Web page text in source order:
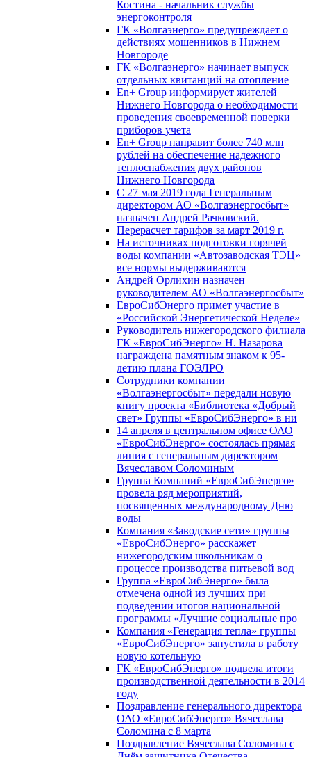
Костина - начальник службы
энергоконтроля
ГК «Волгаэнерго» предупреждает о
действиях мошенников в Нижнем
Новгороде
ГК «Волгаэнерго» начинает выпуск
отдельных квитанций на отопление
En+ Group информирует жителей
Нижнего Новгорода о необходимости
проведения своевременной поверки
приборов учета
En+ Group направит более 740 млн
рублей на обеспечение надежного
теплоснабжения двух районов
Нижнего Новгорода
С 27 мая 2019 года Генеральным
директором АО «Волгаэнергосбыт»
назначен Андрей Рачковский.
Перерасчет тарифов за март 2019 г.
На источниках подготовки горячей
воды компании «Автозаводская ТЭЦ»
все нормы выдерживаются
Андрей Орлихин назначен
руководителем АО «Волгаэнергосбыт»
ЕвроСибЭнерго примет участие в
«Российской Энергетической Неделе»
Руководитель нижегородского филиала
ГК «ЕвроСибЭнерго» Н. Назарова
награждена памятным знаком к 95-
летию плана ГОЭЛРО
Сотрудники компании
«Волгаэнергосбыт» передали новую
книгу проекта «Библиотека «Добрый
свет» Группы «ЕвроСибЭнерго» в ни
14 апреля в центральном офисе ОАО
«ЕвроСибЭнерго» состоялась прямая
линия с генеральным директором
Вячеславом Соломиным
Группа Компаний «ЕвроСибЭнерго»
провела ряд мероприятий,
посвященных международному Дню
воды
Компания «Заводские сети» группы
«ЕвроСибЭнерго» расскажет
нижегородским школьникам о
процессе производства питьевой вод
Группа «ЕвроСибЭнерго» была
отмечена одной из лучших при
подведении итогов национальной
программы «Лучшие социальные про
Компания «Генерация тепла» группы
«ЕвроСибЭнерго» запустила в работу
новую котельную
ГК «ЕвроСибЭнерго» подвела итоги
производственной деятельности в 2014
году
Поздравление генерального директора
ОАО «ЕвроСибЭнерго» Вячеслава
Соломина с 8 марта
Поздравление Вячеслава Соломина с